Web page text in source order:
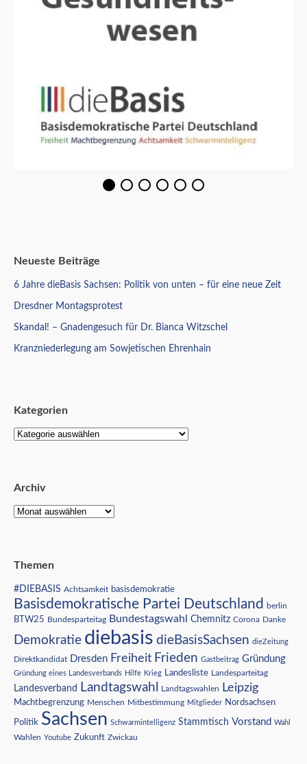
Neueste Beiträge
6 Jahre dieBasis Sachsen: Politik von unten – für eine neue Zeit
Dresdner Montagsprotest
Skandal! – Gnadengesuch für Dr. Bianca Witzschel
Kranzniederlegung am Sowjetischen Ehrenhain
Kategorien
Archiv
Themen
#DIEBASIS Achtsamkeit basisdemokratie
Basisdemokratische Partei Deutschland berlin
BTW25 Bundesparteitag Bundestagswahl Chemnitz Corona Danke
Demokratie diebasis dieBasisSachsen dieZeitung
Direktkandidat Dresden Freiheit Frieden Gastbeitrag Gründung
Gründung eines Landesverbands Hilfe Krieg Landesliste Landesparteitag
Landesverband Landtagswahl Landtagswahlen Leipzig
Machtbegrenzung Menschen Mitbestimmung Mitglieder Nordsachsen
Politik Sachsen Schwarmintelligenz Stammtisch Vorstand Wahl
Wahlen Youtube Zukunft Zwickau